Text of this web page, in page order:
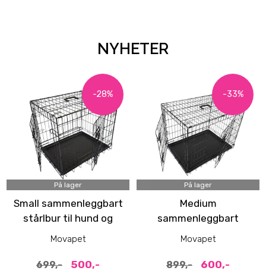
NYHETER
-28%
På lager
Small sammenleggbart
stårlbur til hund og
katt (64x48x54cm)
Movapet
699,- 500,-
-33%
På lager
Medium
sammenleggbart
stålbur til hund
Movapet
899,- 600,-